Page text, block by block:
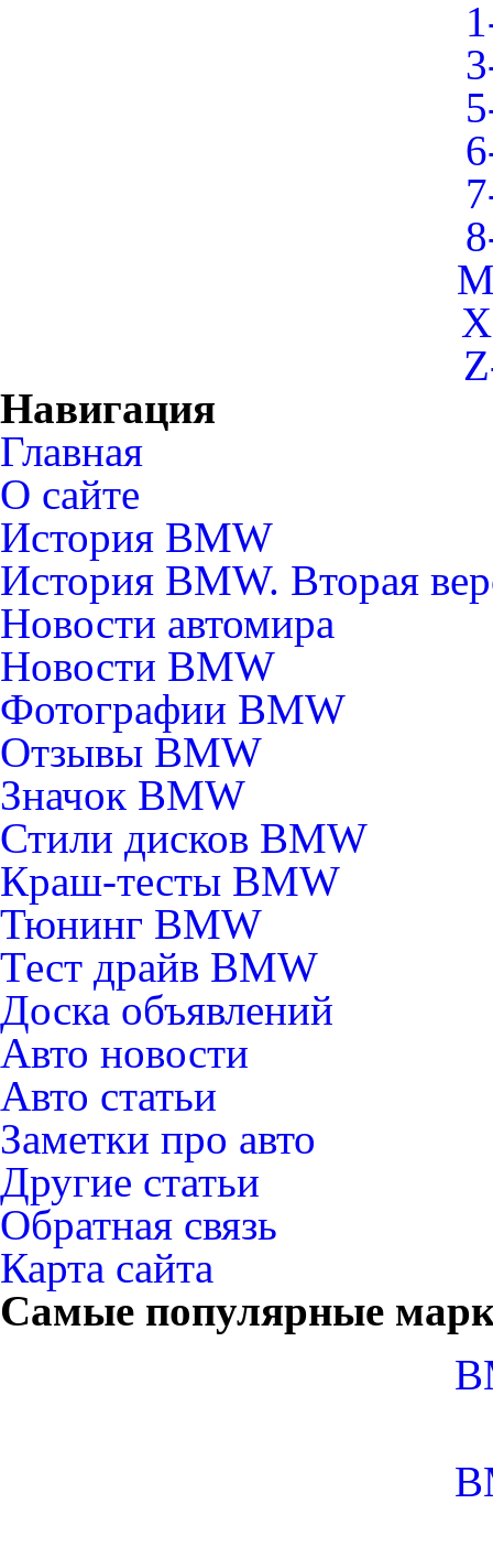
Навигация
Главная
О сайте
История BMW
История BMW. Вторая
Новости автомира
Новости BMW
Фотографии BMW
Отзывы BMW
Значок BMW
Стили дисков BMW
Краш-тесты BMW
Тюнинг BMW
Тест драйв BMW
Доска объявлений
Авто новости
Авто статьи
Заметки про авто
Другие статьи
Обратная связь
Карта сайта
Самые популярные